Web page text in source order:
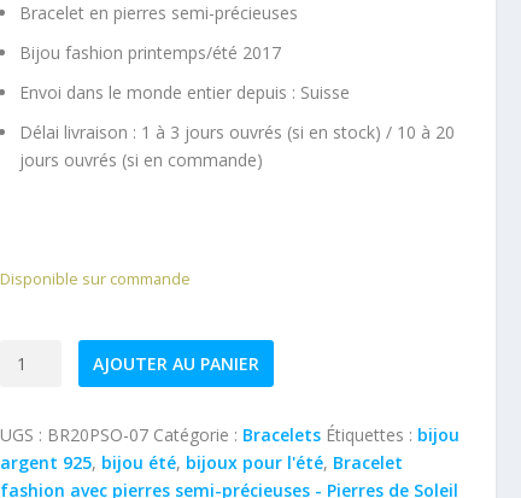
Bracelet en pierres semi-précieuses
Bijou fashion printemps/été 2017
Envoi dans le monde entier depuis : Suisse
Délai livraison : 1 à 3 jours ouvrés (si en stock) / 10 à 20
jours ouvrés (si en commande)
Disponible sur commande
quantité
pierres
fines
facettées
AJOUTER AU PANIER
UGS : BR20PSO-07 Catégorie : Bracelets Étiquettes : bijou
argent 925, bijou été, bijoux pour l'été, Bracelet
fashion avec pierres semi-précieuses - Pierres de Soleil